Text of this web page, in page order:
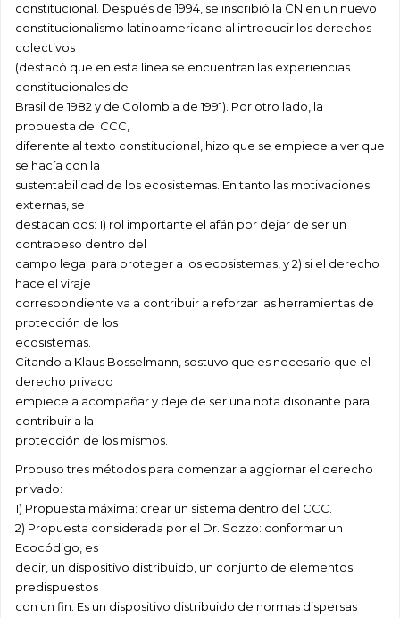
constitucional. Después de 1994, se inscribió la CN en un nuevo
constitucionalismo latinoamericano al introducir los derechos
colectivos
(destacó que en esta línea se encuentran las experiencias
constitucionales de
Brasil de 1982 y de Colombia de 1991). Por otro lado, la
propuesta del CCC,
diferente al texto constitucional, hizo que se empiece a ver que
se hacía con la
sustentabilidad de los ecosistemas. En tanto las motivaciones
externas, se
destacan dos: 1) rol importante el afán por dejar de ser un
contrapeso dentro del
campo legal para proteger a los ecosistemas, y 2) si el derecho
hace el viraje
correspondiente va a contribuir a reforzar las herramientas de
protección de los
ecosistemas.
Citando a Klaus Bosselmann, sostuvo que es necesario que el
derecho privado
empiece a acompañar y deje de ser una nota disonante para
contribuir a la
protección de los mismos.
Propuso tres métodos para comenzar a aggiornar el derecho
privado:
1) Propuesta máxima: crear un sistema dentro del CCC.
2) Propuesta considerada por el Dr. Sozzo: conformar un
Ecocódigo, es
decir, un dispositivo distribuido, un conjunto de elementos
predispuestos
con un fin. Es un dispositivo distribuido de normas dispersas